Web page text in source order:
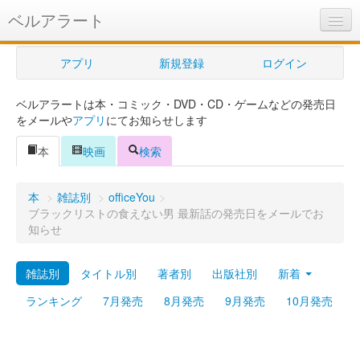
ベルアラート
ベルアラートとは
ヘルプ
新規登録
ログイン
購入管理
プレミアム
アプリ 新規登録 ログイン
ベルアラートは本・コミック・DVD・CD・ゲームなどの発売日
をメールやアプリ にてお知らせします
本
映画 検索
本 > 雑誌別 > officeYou >
ブラックリストの食えない男 最新話の発売日をメールでお
知らせ
雑誌別 タイトル別 著者別 出版社別
新着
ランキング
7月発売 8月発売 9月発売 10月発売